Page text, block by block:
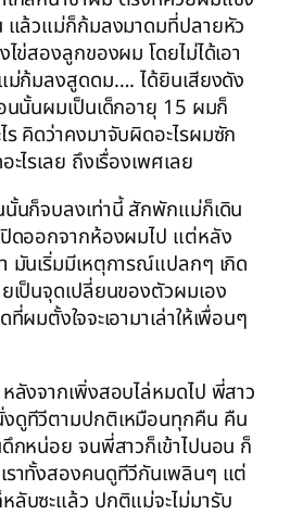
แล้วแม่ก็ก้มลงมาดมที่ปลายหัว
ข่สองลูกของผม โดยไม่ได้เอา
ม่ก้มลงสูดดม…. ได้ยินเสียงดัง
นั้นผมเป็นเด็กอายุ 15 ผมก็
ร คิดว่าคงมาจับผิดอะไรผมซัก
ไรเลย ถึงเรื่องเพศเลย
นั้นก็จบลงเท่านี้ สักพักแม่ก็เดิน
ปิดออกจากห้องผมไป แต่หลัง
มันเริ่มมีเหตุการณ์แปลกๆ เกิด
เป็นจุดเปลี่ยนของตัวผมเอง
ผมตั้งใจจะเอามาเล่าให้เพื่อนๆ
ลังจากเพิ่งสอบไล่หมดไป พี่สาว
ดูทีวีตามปกติเหมือนทุกคืน คืน
กหน่อย จนพี่สาวก็เข้าไปนอน ก็
าทั้งสองคนดูทีวีกันเพลินๆ แต่
บซะแล้ว ปกติแม่จะไม่มารับ